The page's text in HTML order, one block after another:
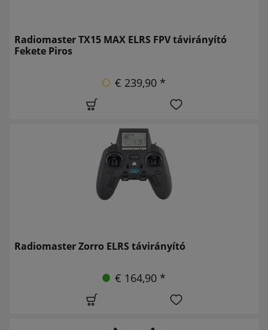
Radiomaster TX15 MAX ELRS FPV távirányító
Fekete Piros
€ 239,90 *
Radiomaster Zorro ELRS távirányító
€ 164,90 *